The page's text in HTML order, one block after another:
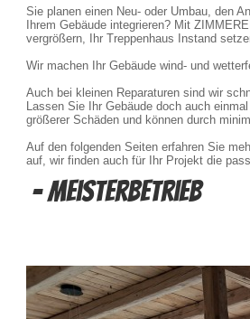
Sie planen einen Neu- oder Umbau, den
Ihrem Gebäude integrieren? Mit
vergrößern, Ihr Treppenhaus Instand
Wir machen Ihr Gebäude wind- und
Auch bei kleinen Reparaturen sind wir
Lassen Sie Ihr Gebäude doch auch
größerer Schäden und können durch
Auf den folgenden Seiten erfahren Sie
auf, wir finden auch für Ihr Projekt die
- Meisterbetrieb
-